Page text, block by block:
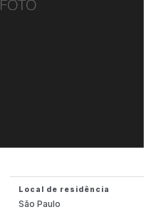
Local de residência
São Paulo